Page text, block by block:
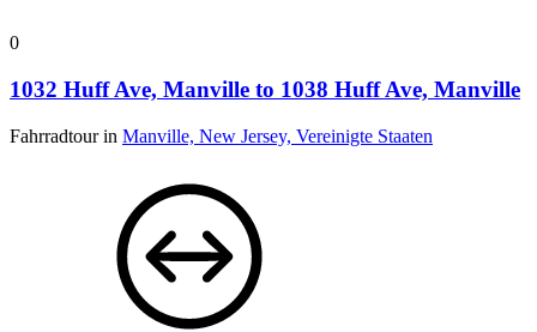
0
1032 Huff Ave, Manville to 1038 Huff Ave, Manville
Fahrradtour in Manville, New Jersey, Vereinigte Staaten